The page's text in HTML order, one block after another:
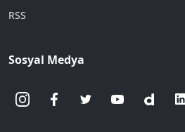
RSS
Sosyal Medya